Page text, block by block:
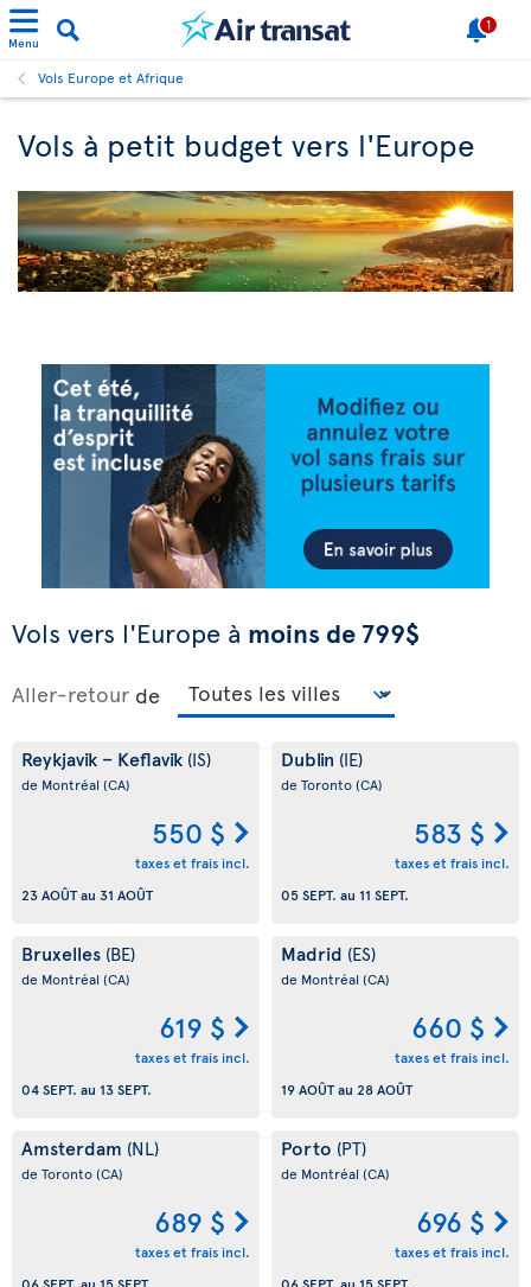
Menu
1
Vols Europe et Afrique
Vols à petit budget vers l'Europe
Vols vers l'Europe à moins de 799$
Aller-retour de
Reykjavik – Keflavik (IS)
de Montréal (CA)
550 $
taxes et frais incl.
23 AOÛTau 31 AOÛT
Dublin (IE)
de Toronto(CA)
583 $
taxes et frais incl.
05 SEPT. au 11 SEPT.
Bruxelles (BE)
de Montréal (CA)
619 $
taxes et frais incl.
04 SEPT. au 13 SEPT.
Madrid (ES)
de Montréal (CA)
660 $
taxes et frais incl.
19 AOÛTau 28 AOÛT
Amsterdam (NL)
de Toronto(CA)
689 $
taxes et frais incl.
06 SEPT. au 15 SEPT.
Porto (PT)
de Montréal (CA)
696 $
taxes et frais incl.
06 SEPT. au 15 SEPT.